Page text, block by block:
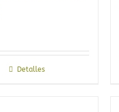
Detalles